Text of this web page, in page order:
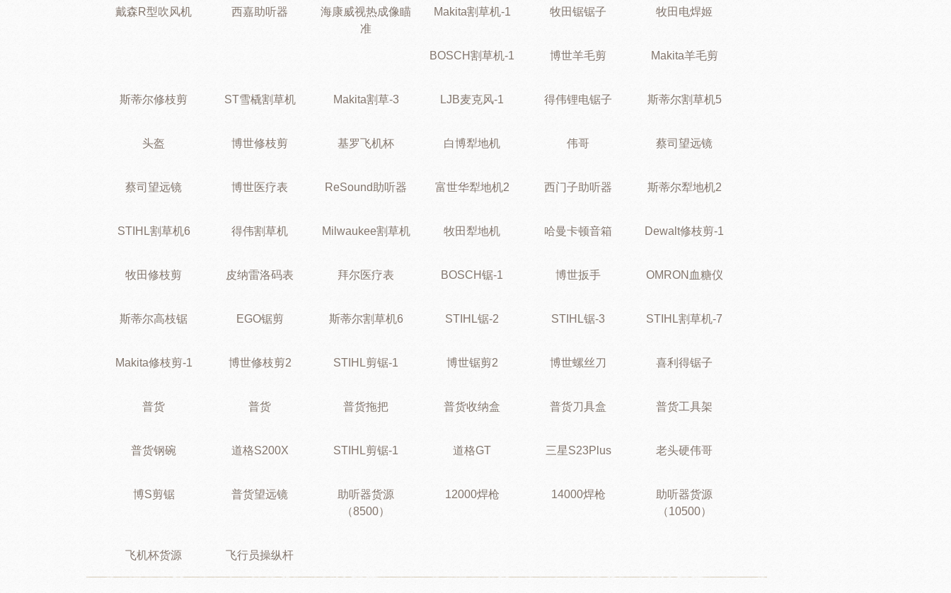
戴森R型吹风机 西嘉助听器
海康威视热成像瞄
准
Makita割草机-1 牧田锯锯子 牧田电焊姬
BOSCH割草机-1 博世羊毛剪 Makita羊毛剪
斯蒂尔修枝剪 ST雪橇割草机 Makita割草-3 LJB麦克风-1 得伟锂电锯子 斯蒂尔割草机5
头盔 博世修枝剪 基罗飞机杯 白博犁地机 伟哥 蔡司望远镜
蔡司望远镜 博世医疗表 ReSound助听器 富世华犁地机2 西门子助听器 斯蒂尔犁地机2
STIHL割草机6 得伟割草机 Milwaukee割草机 牧田犁地机 哈曼卡顿音箱 Dewalt修枝剪-1
牧田修枝剪 皮纳雷洛码表 拜尔医疗表 BOSCH锯-1 博世扳手 OMRON血糖仪
斯蒂尔高枝锯 EGO锯剪 斯蒂尔割草机6 STIHL锯-2 STIHL锯-3 STIHL割草机-7
Makita修枝剪-1 博世修枝剪2 STIHL剪锯-1 博世锯剪2 博世螺丝刀 喜利得锯子
普货 普货 普货拖把 普货收纳盒 普货刀具盒 普货工具架
普货钢碗 道格S200X STIHL剪锯-1 道格GT 三星S23Plus 老头硬伟哥
博S剪锯 普货望远镜
助听器货源
（8500）
12000焊枪 14000焊枪
助听器货源
（10500）
飞机杯货源 飞行员操纵杆